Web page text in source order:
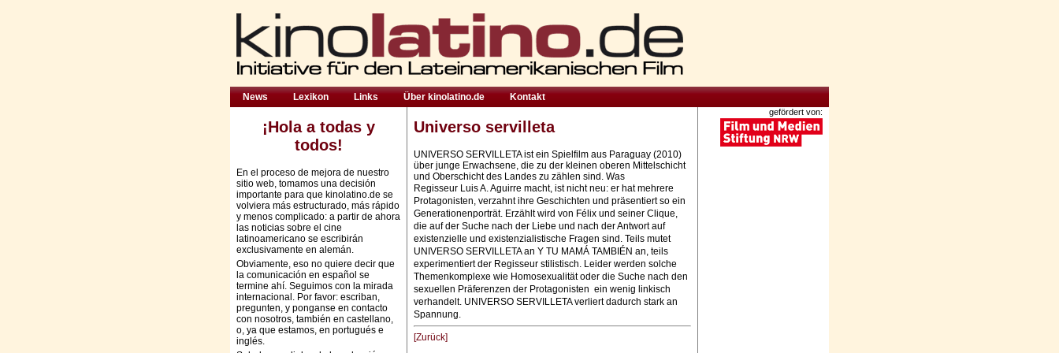
News Lexikon Links Über kinolatino.de Kontakt
¡Hola a todas y
todos!
En el proceso de mejora de nuestro
sitio web, tomamos una decisión
importante para que kinolatino.de se
volviera más estructurado, más rápido
y menos complicado: a partir de ahora
las noticias sobre el cine
latinoamericano se escribirán
exclusivamente en alemán.
Obviamente, eso no quiere decir que
la comunicación en español se
termine ahí. Seguimos con la mirada
internacional. Por favor: escriban,
pregunten, y ponganse en contacto
con nosotros, también en castellano,
o, ya que estamos, en portugués e
inglés.
Universo servilleta
UNIVERSO SERVILLETA ist ein Spielfilm aus Paraguay (2010)
über junge Erwachsene, die zu der kleinen oberen Mittelschicht
und Oberschicht des Landes zu zählen sind. Was
Regisseur Luis A. Aguirre macht, ist nicht neu: er hat mehrere
Protagonisten, verzahnt ihre Geschichten und präsentiert so ein
Generationenporträt. Erzählt wird von Félix und seiner Clique,
die auf der Suche nach der Liebe und nach der Antwort auf
existenzielle und existenzialistische Fragen sind. Teils mutet
UNIVERSO SERVILLETA an Y TU MAMÁ TAMBIÉN an, teils
experimentiert der Regisseur stilistisch. Leider werden solche
Themenkomplexe wie Homosexualität oder die Suche nach den
sexuellen Präferenzen der Protagonisten ein wenig linkisch
verhandelt. UNIVERSO SERVILLETA verliert dadurch stark an
Spannung.
[Zurück]
gefördert von: